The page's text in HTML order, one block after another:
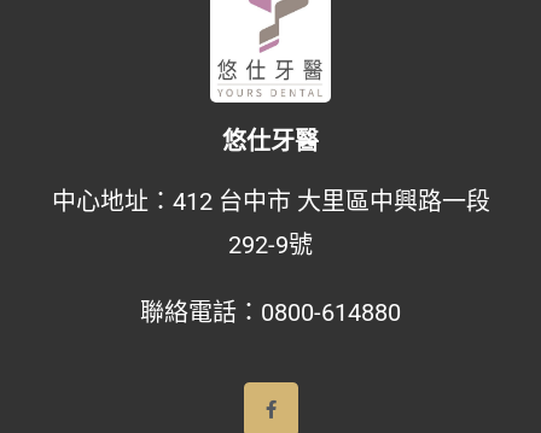
悠仕牙醫
中心地址： 412 台中市 大里區中興路一段
292-9號
聯絡電話： 0800-614880